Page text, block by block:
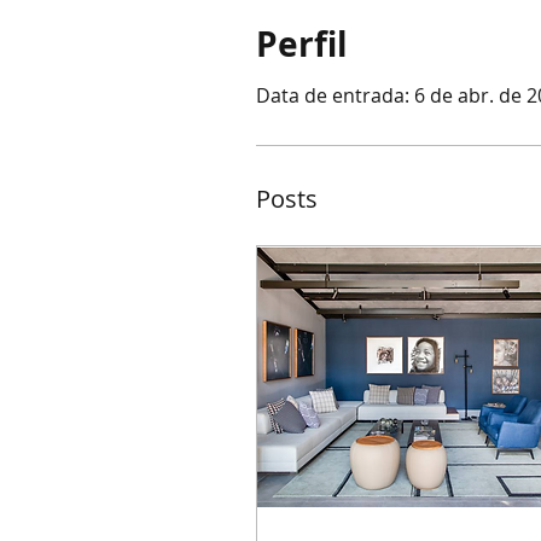
Perfil
Data de entrada: 6 de abr. de
Posts